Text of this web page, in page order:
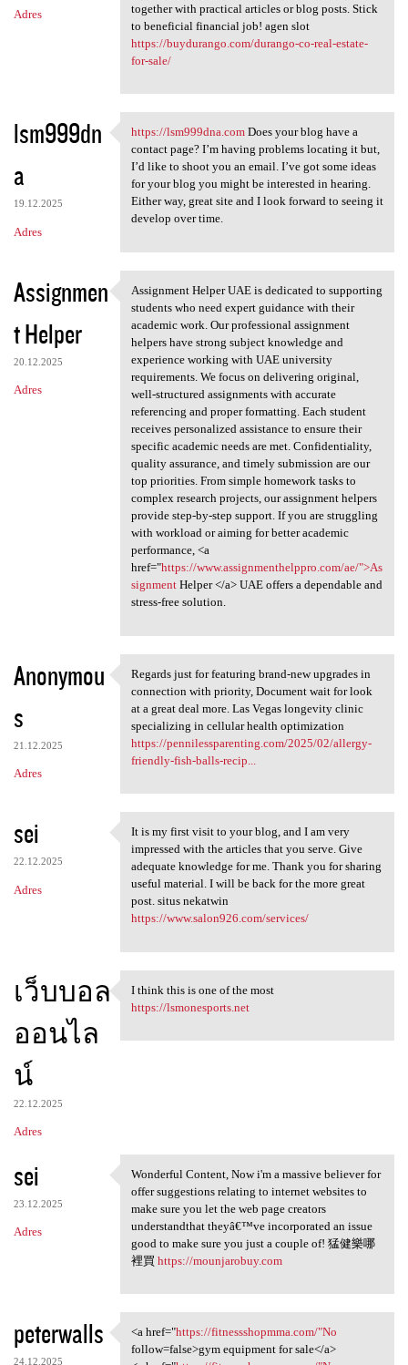
Adres
together with practical articles or blog posts. Stick
to beneficial financial job! agen slot
https://buydurango.com/durango-co-real-estate-
for-sale/
lsm999dn
a
19.12.2025
Adres
https://lsm999dna.com Does
https://lsm999dna.comDoes your blog have a
contact page? I’m having problems locating it but,
I’d like to shoot you an email. I’ve got some ideas
for your blog you might be interested in hearing.
Either way, great site and I look forward to seeing it
develop over time.
Assignmen
t Helper
20.12.2025
Adres
Assignment Helper UAE is
Assignment Helper UAE is dedicated to supporting
students who need expert guidance with their
academic work. Our professional assignment
helpers have strong subject knowledge and
experience working with UAE university
requirements. We focus on delivering original,
well-structured assignments with accurate
referencing and proper formatting. Each student
receives personalized assistance to ensure their
specific academic needs are met. Confidentiality,
quality assurance, and timely submission are our
top priorities. From simple homework tasks to
complex research projects, our assignment helpers
provide step-by-step support. If you are struggling
with workload or aiming for better academic
performance, <a
href="https://www.assignmenthelppro.com/ae/">As
signmentHelper </a> UAE offers a dependable and
stress-free solution.
Anonymou
s
21.12.2025
Adres
Regards just for featuring
Regards just for featuring brand-new upgrades in
connection with priority, Document wait for look
at a great deal more. Las Vegas longevity clinic
specializing in cellular health optimization
https://pennilessparenting.com/2025/02/allergy-
friendly-fish-balls-recip...
sei
22.12.2025
Adres
It is my first visit to your
It is my first visit to your blog, and I am very
impressed with the articles that you serve. Give
adequate knowledge for me. Thank you for sharing
useful material. I will be back for the more great
post. situs nekatwin
https://www.salon926.com/services/
เว็บบอล
ออนไล
น์
22.12.2025
Adres
I think this is one of the
I think this is one of the most
https://lsmonesports.net
sei
23.12.2025
Adres
Wonderful Content, Now i'm a
Wonderful Content, Now i'm a massive believer for
offer suggestions relating to internet websites to
make sure you let the web page creators
understandthat theyâ€™ve incorporated an issue
good to make sure you just a couple of! 猛健樂哪
裡買 https://mounjarobuy.com
peterwalls
24.12.2025
<a href="https:/
<a href="https://fitnessshopmma.com/"No
follow=false>gym equipment for sale</a>